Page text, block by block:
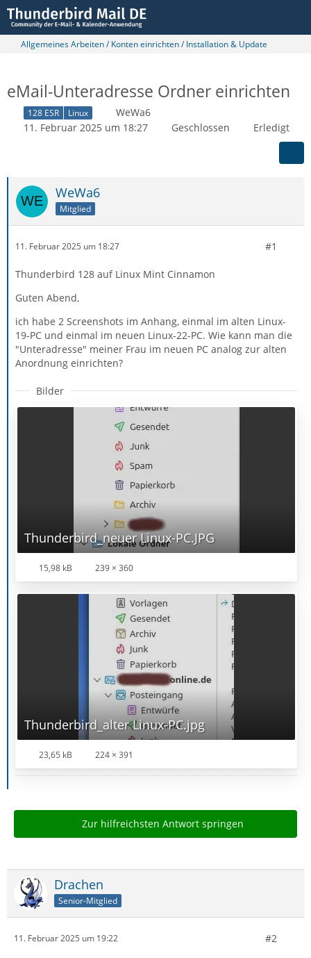
Allgemeines Arbeiten / Konten einrichten / Installation & Update
eMail-Unteradresse Ordner einrichten
128 ESR Linux
WeWa6
11. Februar 2025 um 18:27
Geschlossen Erledigt
WeWa6
Mitglied
11. Februar 2025 um 18:27 #1
Thunderbird 128 auf Linux Mint Cinnamon
Guten Abend,
ich habe 2 Screenshots im Anhang, einmal im alten Linux-
19-PC und einmal im neuen Linux-22-PC. Wie kann man die
"Unteradresse" meiner Frau im neuen PC analog zur alten
Anordnung einrichten?
Bilder
Thunderbird_neuer Linux-PC.JPG
15,98 kB 239 × 360
Thunderbird_alter Linux-PC.jpg
23,65 kB 224 × 391
Zur hilfreichsten Antwort springen
Drachen
Senior-Mitglied
11. Februar 2025 um 19:22 #2